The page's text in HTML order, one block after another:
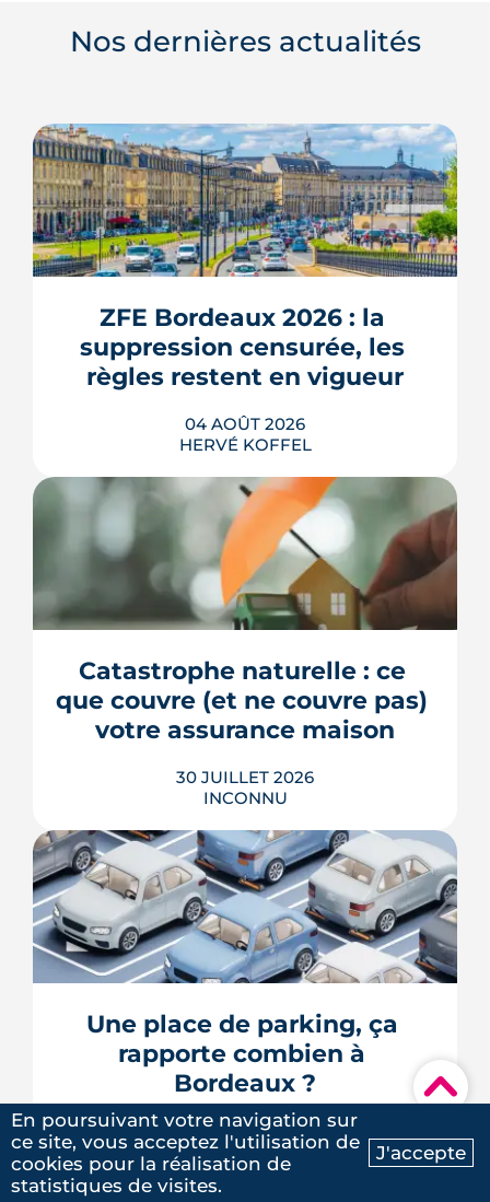
Ma recherche Contactez-nous
▾
Nos dernières actualités
ZFE Bordeaux 2026 : la
suppression censurée, les
règles restent en vigueur
04 AOÛT 2026
HERVÉ KOFFEL
La fin des zones à faibles émissions a
fait la une au printemps 2026, avant
d'être effacée par le Conseil
tient toujours et la vignette Crit'Air
reste la clé d'entrée dans l'intra-rocade.
LIRE L'ARTICLE
Catastrophe naturelle : ce
que couvre (et ne couvre pas)
votre assurance maison
30 JUILLET 2026
INCONNU
Franchise de 380 € ou 1 520 €, arrêté
interministériel obligatoire, exclusions
sur le jardin ou la piscine, cas épineux
des fissures de sécheresse : le régime
récemment réformées. Ce guide fait le
point, à jour de juillet 2026, sur vos
droits et ...
LIRE L'ARTICLE
Une place de parking, ça
rapporte combien à
Bordeaux ?
29 JUILLET 2026
MORGANE CAILLIÈRE
En poursuivant votre navigation sur
ce site, vous acceptez l'utilisation de
cookies pour la réalisation de
statistiques de visites.
J'accepte